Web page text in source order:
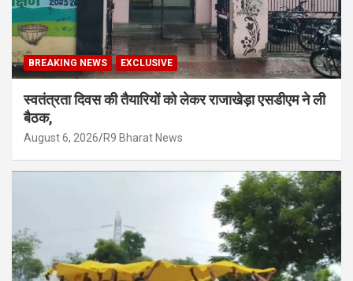
BREAKING NEWS EXCLUSIVE
स्वतंत्रता दिवस की तैयारियों को लेकर राजाखेड़ा एसडीएम ने ली
बैठक,
August 6, 2026 R9 Bharat News